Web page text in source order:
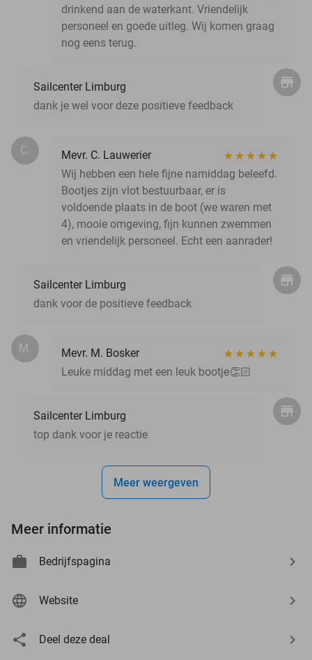
drinkend aan de waterkant. Vriendelijk
personeel en goede uitleg. Wij komen graag
nog eens terug.
Sailcenter Limburg
dank je wel voor deze positieve feedback
C.
Mevr. C. Lauwerier
Wij hebben een hele fijne namiddag beleefd.
Bootjes zijn vlot bestuurbaar, er is
voldoende plaats in de boot (we waren met
4), mooie omgeving, fijn kunnen zwemmen
en vriendelijk personeel. Echt een aanrader!
Sailcenter Limburg
dank voor de positieve feedback
M.
Mevr. M. Bosker
Leuke middag met een leuk bootje👏🏻
Sailcenter Limburg
top dank voor je reactie
Meer weergeven
Meer informatie
Bedrijfspagina
Website
Deel deze deal